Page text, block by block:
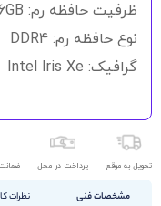
ظرفیت حافظه رم: 16GB
نوع حافظه رم: DDR4
گرافیک: Intel Iris Xe
اندازه صفحه نمایش: 15.6 اینچ
کیفیت صفحه نمایش: FHD
تحویل به موقع پرداخت در محل
مشخصات فنی نظرات